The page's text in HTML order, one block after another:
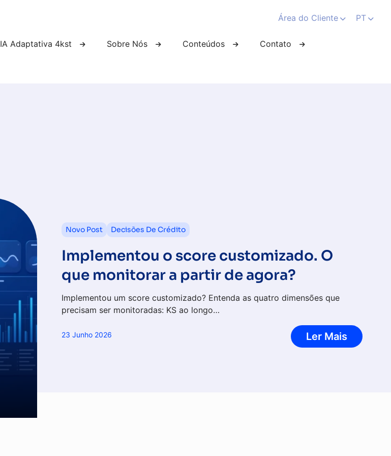
Área do Cliente PT
IA Adaptativa 4kst Sobre Nós Conteúdos Contato
Novo Post Decisões De Crédito
Implementou o score customizado. O
que monitorar a partir de agora?
Implementou um score customizado? Entenda as quatro dimensões que
precisam ser monitoradas: KS ao longo…
23 Junho 2026 Ler Mais